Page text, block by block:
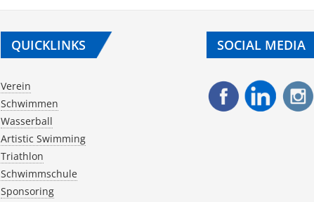
QUICKLINKS
Verein
Schwimmen
Wasserball
Artistic Swimming
Triathlon
Schwimmschule
Sponsoring
SOCIAL MEDIA